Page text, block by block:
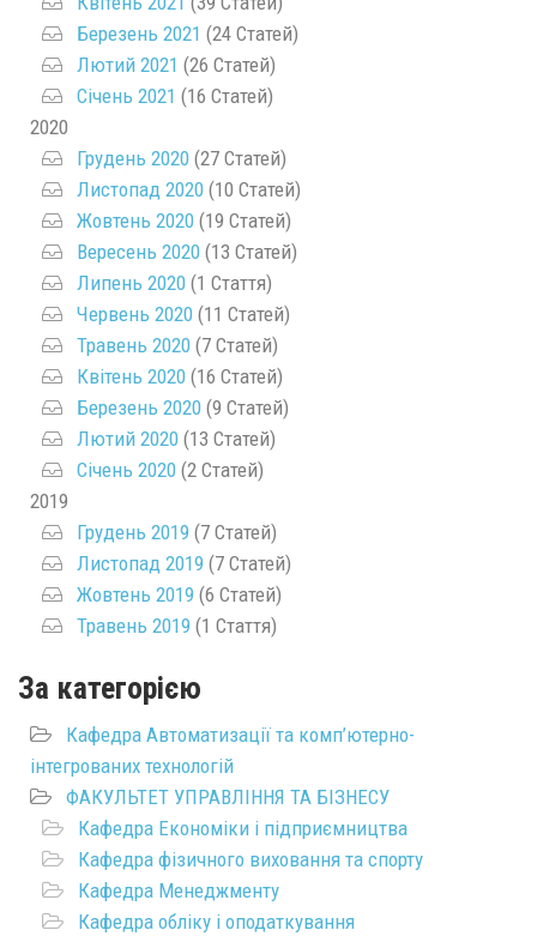
Березень 2021 (24 Статей)
Лютий 2021 (26 Статей)
Січень 2021 (16 Статей)
2020
Грудень 2020 (27 Статей)
Листопад 2020 (10 Статей)
Жовтень 2020 (19 Статей)
Вересень 2020 (13 Статей)
Липень 2020 (1 Стаття)
Червень 2020 (11 Статей)
Травень 2020 (7 Статей)
Квітень 2020 (16 Статей)
Березень 2020 (9 Статей)
Лютий 2020 (13 Статей)
Січень 2020 (2 Статей)
2019
Грудень 2019 (7 Статей)
Листопад 2019 (7 Статей)
Жовтень 2019 (6 Статей)
Травень 2019 (1 Стаття)
За категорією
Кафедра Автоматизації та комп’ютерно-
інтегрованих технологій
ФАКУЛЬТЕТ УПРАВЛІННЯ ТА БІЗНЕСУ
Кафедра Економіки і підприємництва
Кафедра фізичного виховання та спорту
Кафедра Менеджменту
Кафедра обліку і оподаткування